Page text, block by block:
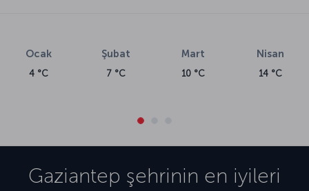
Ocak
4 °C
Şubat
7 °C
Mart
10 °C
Nisan
14 °C
Gaziantep şehrinin en iyileri